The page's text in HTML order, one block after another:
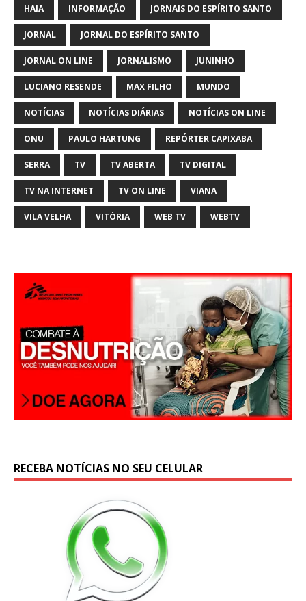
HAIA INFORMAÇÃO JORNAIS DO ESPÍRITO SANTO
JORNAL JORNAL DO ESPÍRITO SANTO
JORNAL ON LINE JORNALISMO JUNINHO
LUCIANO RESENDE MAX FILHO MUNDO
NOTÍCIAS NOTÍCIAS DIÁRIAS NOTÍCIAS ON LINE
ONU PAULO HARTUNG REPÓRTER CAPIXABA
SERRA TV TV ABERTA TV DIGITAL
TV NA INTERNET TV ON LINE VIANA
VILA VELHA VITÓRIA WEB TV WEBTV
RECEBA NOTÍCIAS NO SEU CELULAR